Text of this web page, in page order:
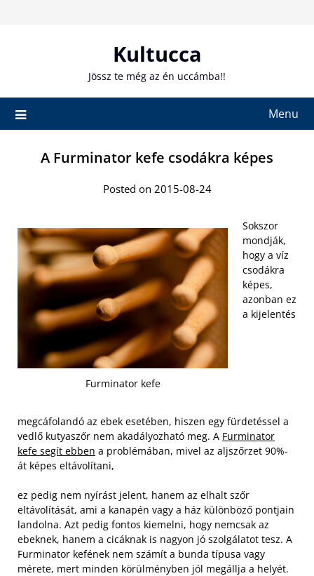
Kultucca
Jössz te még az én uccámba!!
Menu
A Furminator kefe csodákra képes
Posted on 2015-08-24
Furminator kefe
Sokszor
mondják,
hogy a víz
csodákra
képes,
azonban ez
a kijelentés
megcáfolandó az ebek esetében, hiszen egy fürdetéssel a
vedlő kutyaszőr nem akadályozható meg. A Furminator
kefe segít ebben a problémában, mivel az aljszőrzet 90%-
át képes eltávolítani,
ez pedig nem nyírást jelent, hanem az elhalt szőr
eltávolítását, ami a kanapén vagy a ház különböző pontjain
landolna. Azt pedig fontos kiemelni, hogy nemcsak az
ebeknek, hanem a cicáknak is nagyon jó szolgálatot tesz. A
Furminator kefének nem számít a bunda típusa vagy
mérete, mert minden körülményben jól megállja a helyét.